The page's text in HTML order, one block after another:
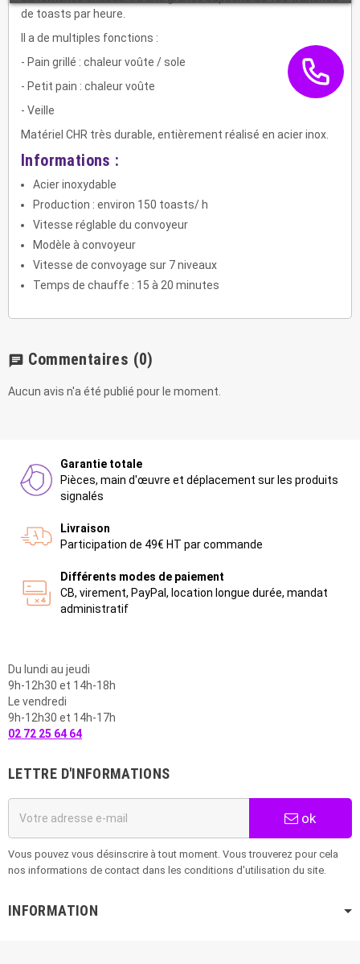
de toasts par heure.
Il a de multiples fonctions :
- Pain grillé : chaleur voûte / sole
- Petit pain : chaleur voûte
- Veille
Matériel CHR très durable, entièrement réalisé en acier inox.
Informations :
Acier inoxydable
Production : environ 150 toasts/ h
Vitesse réglable du convoyeur
Modèle à convoyeur
Vitesse de convoyage sur 7 niveaux
Temps de chauffe : 15 à 20 minutes
chat Commentaires (0)
Aucun avis n'a été publié pour le moment.
Garantie totale
Pièces, main d'œuvre et déplacement sur les produits
signalés
Livraison
Participation de 49€ HT par commande
Différents modes de paiement
CB, virement, PayPal, location longue durée, mandat
administratif
Du lundi au jeudi
9h-12h30 et 14h-18h
Le vendredi
9h-12h30 et 14h-17h
02 72 25 64 64
LETTRE D'INFORMATIONS
ok
Vous pouvez vous désinscrire à tout moment. Vous trouverez pour cela
nos informations de contact dans les conditions d'utilisation du site.
INFORMATION